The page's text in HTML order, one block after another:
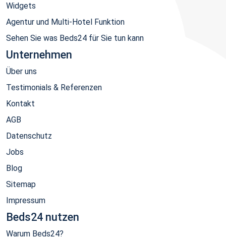
Widgets
Agentur und Multi-Hotel Funktion
Sehen Sie was Beds24 für Sie tun kann
Unternehmen
Über uns
Testimonials & Referenzen
Kontakt
AGB
Datenschutz
Jobs
Blog
Sitemap
Impressum
Beds24 nutzen
Warum Beds24?